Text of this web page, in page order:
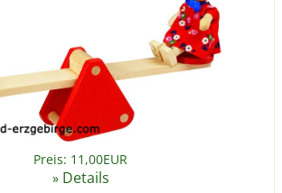
Preis: 11,00EUR
» Details